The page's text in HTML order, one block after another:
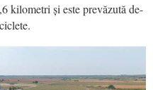
kilometri și este prevăzută de-